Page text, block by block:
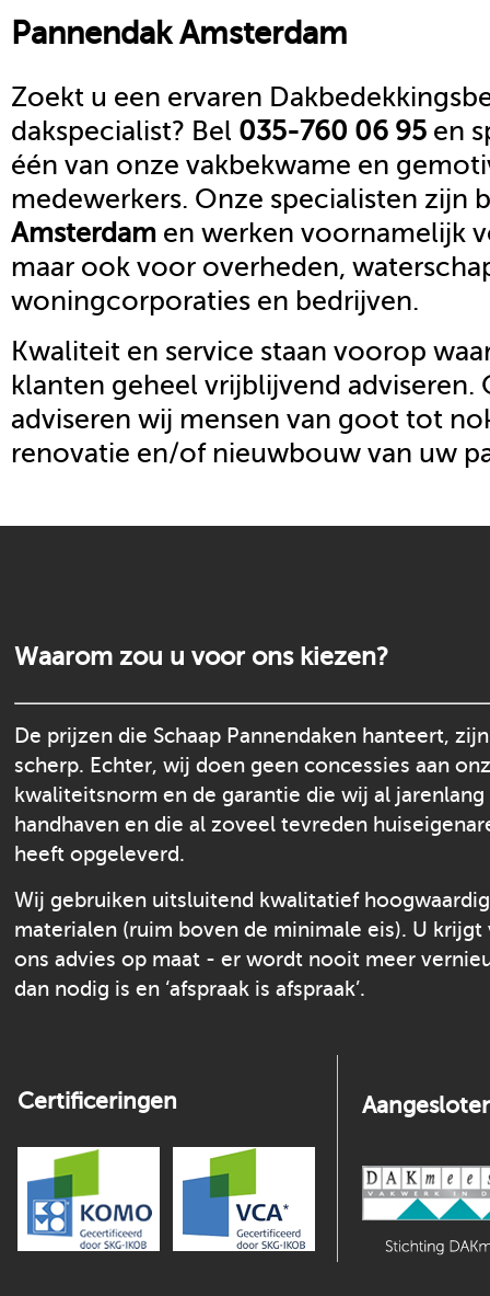
PannendakAmsterdam
Zoekt u een ervaren
dakspecialist? Bel 035-760 06 95 en
één van onze vakbekwame en
medewerkers. Onze specialisten zijn
Amsterdam en werken voornamelijk
maar ook voor overheden,
woningcorporaties en bedrijven.
Kwaliteit en service staan voorop
klanten geheel vrijblijvend adviseren.
adviseren wij mensen van goot tot
renovatie en/of nieuwbouw van uw
Waarom zou u voor ons kiezen?
De prijzen die Schaap Pannendaken hanteert,
scherp. Echter, wij doen geen concessies aan
kwaliteitsnorm en de garantie die wij al jarenlang
handhaven en die al zoveel tevreden
heeft opgeleverd.
Wij gebruiken uitsluitend kwalitatief
materialen (ruim boven de minimale eis). U krijgt
ons advies op maat - er wordt nooit meer
dan nodig is en ‘afspraak is afspraak’.
Certificeringen